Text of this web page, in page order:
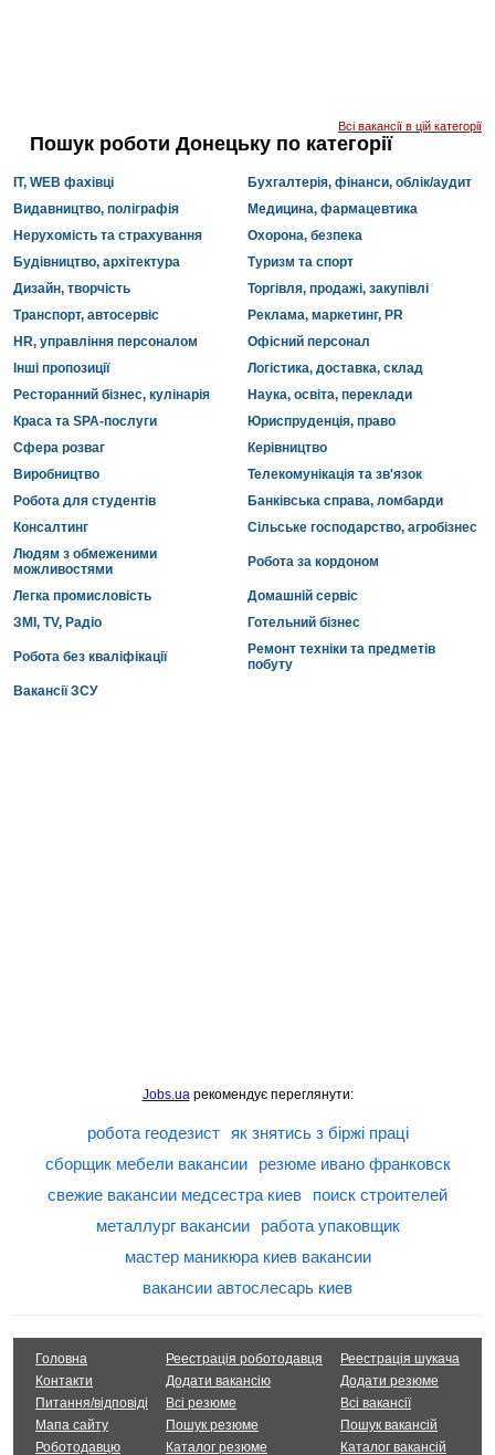
Всі вакансії в цій категорії
Пошук роботи Донецьку по категорії
IT, WEB фахівці
Бухгалтерія, фінанси, облік/аудит
Видавництво, поліграфія
Медицина, фармацевтика
Нерухомість та страхування
Охорона, безпека
Будівництво, архітектура
Туризм та спорт
Дизайн, творчість
Торгівля, продажі, закупівлі
Транспорт, автосервіс
Реклама, маркетинг, PR
HR, управління персоналом
Офісний персонал
Інші пропозиції
Логістика, доставка, склад
Ресторанний бізнес, кулінарія
Наука, освіта, переклади
Краса та SPA-послуги
Юриспруденція, право
Сфера розваг
Керівництво
Виробництво
Телекомунікація та зв'язок
Робота для студентів
Банківська справа, ломбарди
Консалтинг
Сільське господарство, агробізнес
Людям з обмеженими
можливостями
Робота за кордоном
Легка промисловість
Домашній сервіс
ЗМІ, TV, Радіо
Готельний бізнес
Робота без кваліфікації
Ремонт техніки та предметів
побуту
Вакансії ЗСУ
Jobs.uaрекомендує переглянути:
робота геодезист
як знятись з біржі праці
сборщик мебели вакансии
резюме ивано франковск
свежие вакансии медсестра киев
поиск строителей
металлург вакансии
работа упаковщик
мастер маникюра киев вакансии
вакансии автослесарь киев
Головна
Контакти
Питання/відповіді
Мапа сайту
Роботодавцю
Реестрація роботодавця
Додати вакансію
Всі резюме
Пошук резюме
Каталог резюме
Реестрація шукача
Додати резюме
Всі вакансії
Пошук вакансій
Каталог вакансій